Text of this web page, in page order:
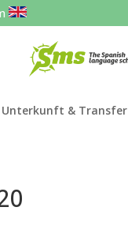
Unterkunft & Transfer